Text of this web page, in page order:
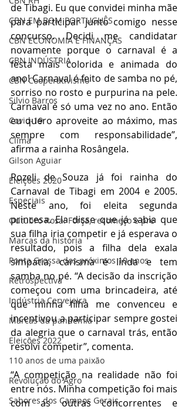
CBN EM BOM PORTUGUÊS
CBN ECONOMIA E FINANÇAS
CBN INDÚSTRIA
CBN Cooperativismo
Silvio Barros
Covid-19
Clima
Gilson Aguiar
Eleições 2020
Especiais
Outubro Rosa: Força, recomeço e pre
Marcas da história
Ponta Grossa dos próximos 10 anos
Retrospectiva
Indústria Cervejeira
Marcas da pandemia
Eleições 2022
110 anos de uma paixão
Revolução do Agro
Sabores dos Campos Gerais
de Tibagi. Eu que convidei minha mãe
para participar junto comigo nesse
concurso. Decidi me candidatar
novamente porque o carnaval é a
festa mais colorida e animada do
ano! Carnaval é feito de samba no pé,
sorriso no rosto e purpurina na pele.
Carnaval é só uma vez no ano. Então
eu quero aproveite ao máximo, mas
sempre com responsabilidade”,
afirma a rainha Rosângela.
Rozeli de Souza já foi rainha do
Carnaval de Tibagi em 2004 e 2005.
Neste ano, foi eleita segunda
princesa. Ela disse que já sabia que
sua filha iria competir e já esperava o
resultado, pois a filha dela exala
simpatia, carisma é linda e tem
samba no pé. “A decisão da inscrição
começou com uma brincadeira, até
que minha filha me convenceu e
incentivou a participar sempre gostei
da alegria que o carnaval trás, então
resolvi competir”, comenta.
“A competição na realidade não foi
entre nós. Minha competição foi mais
com as outras concorrentes e